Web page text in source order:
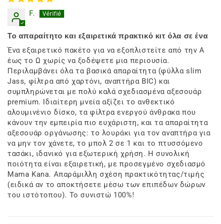
F.
Το απαραίτητο και εξαιρετικά πρακτικό κιτ όλα σε ένα
Ένα εξαιρετικό πακέτο για να εξοπλιστείτε από την Α
έως το Ω χωρίς να ξοδέψετε μια περιουσία.
Περιλαμβάνει όλα τα βασικά απαραίτητα (φύλλα slim
Jass, φίλτρα από χαρτόνι, αναπτήρα BIC) και
συμπληρώνεται με πολύ καλά σχεδιασμένα αξεσουάρ
premium. Ιδιαίτερη μνεία αξίζει το ανθεκτικό
αλουμινένιο δίσκο, τα φίλτρα ενεργού άνθρακα που
κάνουν την εμπειρία πιο ευχάριστη, και τα απαραίτητα
αξεσουάρ οργάνωσης: το λουράκι για τον αναπτήρα για
να μην τον χάνετε, το μπολ 2 σε 1 και το πτυσσόμενο
τασάκι, ιδανικό για εξωτερική χρήση. Η συνολική
ποιότητα είναι εξαιρετική, με προσεγμένο σχεδιασμό
Mama Kana. Απαράμιλλη σχέση πρακτικότητας/τιμής
(ειδικά αν το αποκτήσετε μέσω των επιπέδων δώρων
του ιστότοπου). Το συνιστώ 100%!